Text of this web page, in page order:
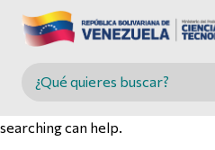
Buscar en MINCYT
searching can help.